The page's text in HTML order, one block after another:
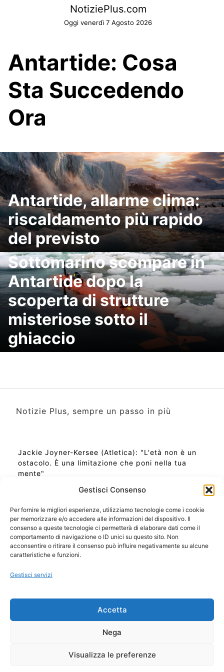
Gestisci Consenso
Per fornire le migliori esperienze, utilizziamo tecnologie come i cookie
per memorizzare e/o accedere alle informazioni del dispositivo. Il
consenso a queste tecnologie ci permetterà di elaborare dati come il
comportamento di navigazione o ID unici su questo sito. Non
acconsentire o ritirare il consenso può influire negativamente su alcune
caratteristiche e funzioni.
Gestisci servizi
Accetta
Nega
Visualizza le preferenze
NotiziePlus.com
Oggi venerdì 7 Agosto 2026
Antartide: Cosa
Sta Succedendo
Ora
Antartide, allarme clima:
riscaldamento più rapido
del previsto
Sottomarino scompare in
Antartide dopo la
scoperta di strutture
misteriose sotto il
ghiaccio
Notizie Plus, sempre un passo in più
Jackie Joyner-Kersee (Atletica): "L'età non è un
ostacolo. È una limitazione che poni nella tua
mente"
Ora Esatta in Italia in questo momento
Ti Senti Strano Ultimamente? Potrebbe Essere per
la Risonanza di Schumann
Come Sapere Se Stai Ascendendo alla Quinta
Copyright 2026 NotiziePlus.com
📰 Contenuto Umano Verificato
Privacy Coockie
Pubblicità